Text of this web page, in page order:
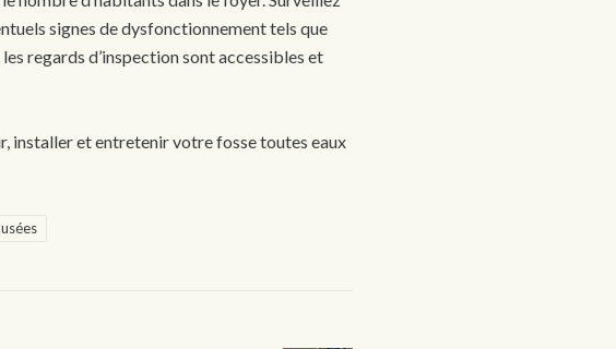
signes de dysfonctionnement tels que
regards d’inspection sont accessibles et
installer et entretenir votre fosse toutes eaux